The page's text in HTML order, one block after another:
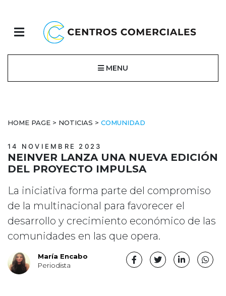
MENU
HOME PAGE > NOTICIAS > COMUNIDAD
14 NOVIEMBRE 2023
NEINVER LANZA UNA NUEVA EDICIÓN
DEL PROYECTO IMPULSA
La iniciativa forma parte del compromiso
de la multinacional para favorecer el
desarrollo y crecimiento económico de las
comunidades en las que opera.
María Encabo
Periodista